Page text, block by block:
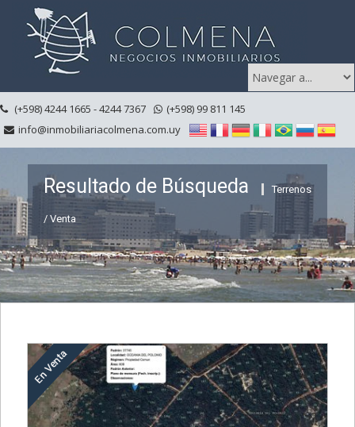
(+598) 4244 1665 - 4244 7367
(+598) 99 811 145
info@inmobiliariacolmena.com.uy
Resultado de Búsqueda Terrenos
/ Venta